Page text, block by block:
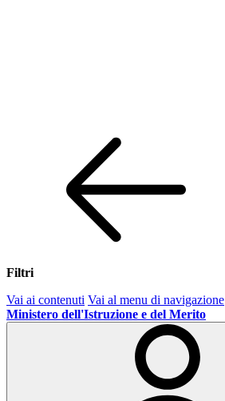
Filtri
Vai ai contenuti Vai al menu di navigazione
Ministero dell'Istruzione e del Merito